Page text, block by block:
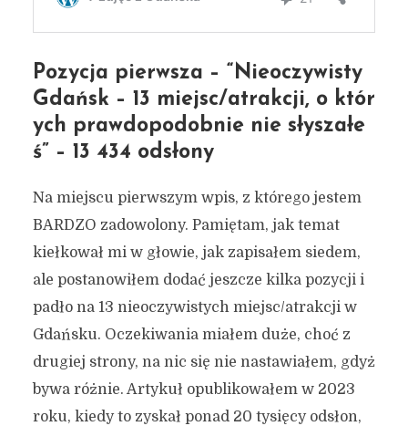
Pozycja pierwsza – “Nieoczywisty
Gdańsk – 13 miejsc/atrakcji, o któr
ych prawdopodobnie nie słyszałe
ś” – 13 434 odsłony
Na miejscu pierwszym wpis, z którego jestem
BARDZO zadowolony. Pamiętam, jak temat
kiełkował mi w głowie, jak zapisałem siedem,
ale postanowiłem dodać jeszcze kilka pozycji i
padło na 13 nieoczywistych miejsc/atrakcji w
Gdańsku. Oczekiwania miałem duże, choć z
drugiej strony, na nic się nie nastawiałem, gdyż
bywa różnie. Artykuł opublikowałem w 2023
roku, kiedy to zyskał ponad 20 tysięcy odsłon,